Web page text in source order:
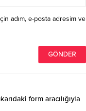
adım, e-posta adresim ve
form aracılığıyla